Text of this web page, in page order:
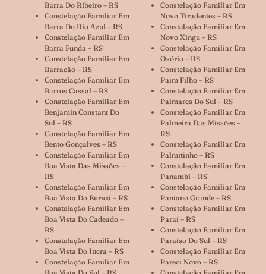
Barra Do Ribeiro – RS
Constelação Familiar Em
Barra Do Rio Azul – RS
Constelação Familiar Em
Barra Funda – RS
Constelação Familiar Em
Barracão – RS
Constelação Familiar Em
Barros Cassal – RS
Constelação Familiar Em
Benjamin Constant Do
Sul – RS
Constelação Familiar Em
Bento Gonçalves – RS
Constelação Familiar Em
Boa Vista Das Missões –
RS
Constelação Familiar Em
Boa Vista Do Buricá – RS
Constelação Familiar Em
Boa Vista Do Cadeado –
RS
Constelação Familiar Em
Boa Vista Do Incra – RS
Constelação Familiar Em
Constelação Familiar Em
Novo Tiradentes – RS
Constelação Familiar Em
Novo Xingu – RS
Constelação Familiar Em
Osório – RS
Constelação Familiar Em
Paim Filho – RS
Constelação Familiar Em
Palmares Do Sul – RS
Constelação Familiar Em
Palmeira Das Missões –
RS
Constelação Familiar Em
Palmitinho – RS
Constelação Familiar Em
Panambi – RS
Constelação Familiar Em
Pantano Grande – RS
Constelação Familiar Em
Paraí – RS
Constelação Familiar Em
Paraíso Do Sul – RS
Constelação Familiar Em
Pareci Novo – RS